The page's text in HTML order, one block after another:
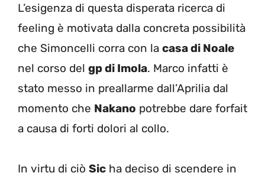
L’esigenza di questa disperata ricerca di
feeling è motivata dalla concreta possibilità
che Simoncelli corra con la casa di Noale
nel corso del gp di Imola. Marco infatti è
stato messo in preallarme dall’Aprilia dal
momento che Nakano potrebbe dare forfait
a causa di forti dolori al collo.
In virtu di ciò Sic ha deciso di scendere in